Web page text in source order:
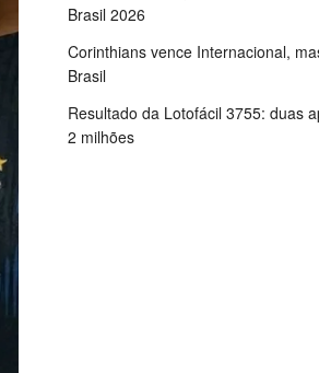
Brasil 2026
Corinthians vence Internacional,
Brasil
Resultado da Lotofácil 3755: duas
2 milhões